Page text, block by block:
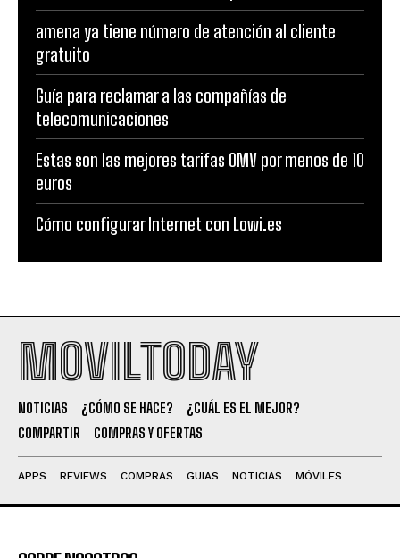
amena ya tiene número de atención al cliente
gratuito
Guía para reclamar a las compañías de
telecomunicaciones
Estas son las mejores tarifas OMV por menos de 10
euros
Cómo configurar Internet con Lowi.es
MOVILTODAY
NOTICIAS ¿CÓMO SE HACE?
¿CUÁL ES EL MEJOR?
COMPARTIR
COMPRAS Y OFERTAS
APPS REVIEWS COMPRAS GUIAS NOTICIAS MÓVILES